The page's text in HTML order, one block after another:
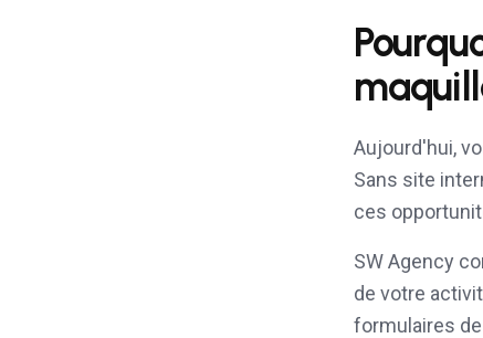
Aujourd'hui,
Sans site
ces
SW Agency
de votre
formulaires